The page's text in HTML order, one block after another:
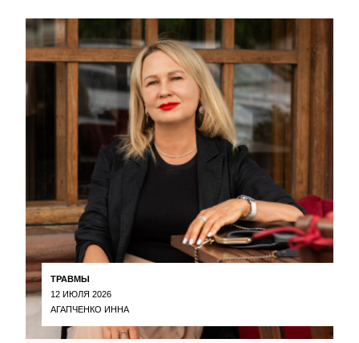
ТРАВМЫ
12 ИЮЛЯ 2026
АГАПЧЕНКО ИННА